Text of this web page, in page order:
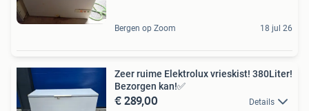
Bergen op Zoom 18 jul 26
Zeer ruime Elektrolux vrieskist! 380Liter!
Bezorgen kan!✅️
€ 289,00 Details